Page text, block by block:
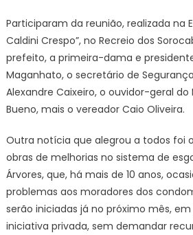
Participaram da reunião, realizada na
Caldini Crespo”, no Recreio dos
prefeito, a primeira-dama e presidente
Maganhato, o secretário de
Alexandre Caixeiro, o ouvidor-geral do
Bueno, mais o vereador Caio Oliveira.
Outra notícia que alegrou a todos foi
obras de melhorias no sistema de
Árvores, que, há mais de 10 anos,
problemas aos moradores dos
serão iniciadas já no próximo mês,
iniciativa privada, sem demandar